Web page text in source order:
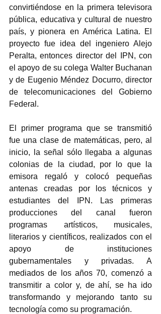
convirtiéndose en la primera televisora
pública, educativa y cultural de nuestro
país, y pionera en América Latina. El
proyecto fue idea del ingeniero Alejo
Peralta, entonces director del IPN, con
el apoyo de su colega Walter Buchanan
y de Eugenio Méndez Docurro, director
de telecomunicaciones del Gobierno
Federal.
El primer programa que se transmitió
fue una clase de matemáticas, pero, al
inicio, la señal sólo llegaba a algunas
colonias de la ciudad, por lo que la
emisora regaló y colocó pequeñas
antenas creadas por los técnicos y
estudiantes del IPN. Las primeras
producciones del canal fueron
programas artísticos, musicales,
literarios y científicos, realizados con el
apoyo de instituciones
gubernamentales y privadas. A
mediados de los años 70, comenzó a
transmitir a color y, de ahí, se ha ido
transformando y mejorando tanto su
tecnología como su programación.